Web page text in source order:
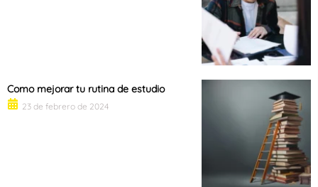
Como mejorar tu rutina de estudio
23 de febrero de 2024